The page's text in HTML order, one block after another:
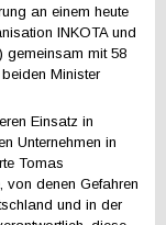
an einem heute
INKOTA und
gemeinsam mit 58
Minister
Einsatz in
Unternehmen in
Tomas
von denen Gefahren
und in der